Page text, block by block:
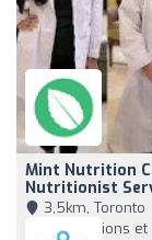
Mint Nutrition
Nutritionist
3,5km, Toronto
Informations